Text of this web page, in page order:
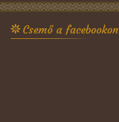
Csemő a facebookon